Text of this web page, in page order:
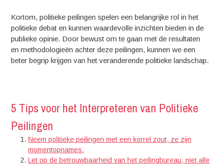
Kortom, politieke peilingen spelen een belangrijke rol in het
politieke debat en kunnen waardevolle inzichten bieden in de
publieke opinie. Door bewust om te gaan met de resultaten
en methodologieën achter deze peilingen, kunnen we een
beter begrip krijgen van het veranderende politieke landschap.
5 Tips voor het Interpreteren van Politieke
Peilingen
Neem politieke peilingen met een korrel zout, ze zijn
momentopnames.
Let op de betrouwbaarheid van het peilingbureau, niet alle